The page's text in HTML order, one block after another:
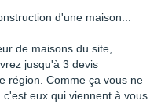
d'une maison...
de maisons du site,
jusqu'à 3 devis
région. Comme ça vous ne
eux qui viennent à vous